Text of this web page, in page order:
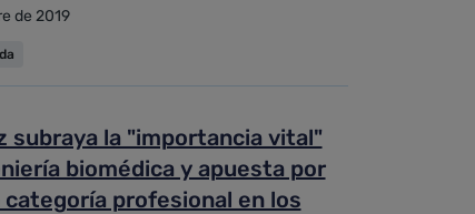
de 2019
subraya la "importancia vital"
biomédica y apuesta por
categoría profesional en los